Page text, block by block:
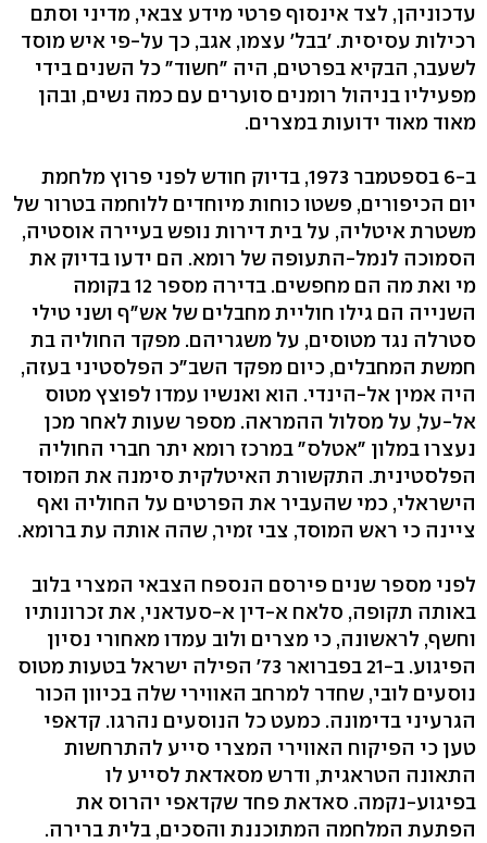
עדכוניהן, לצד אינסוף פרטי מידע צבאי, מדיני וסתם
רכילות עסיסית. 'בבל' עצמו, אגב, כך על-פי איש מוסד
לשעבר, הבקיא בפרטים, היה "חשוד" כל השנים בידי
מפעיליו בניהול רומנים סוערים עם כמה נשים, ובהן
מאוד מאוד ידועות במצרים.
ב-6 בספטמבר 1973, בדיוק חודש לפני פרוץ מלחמת
יום הכיפורים, פשטו כוחות מיוחדים ללוחמה בטרור של
משטרת איטליה, על בית דירות נופש בעיירה אוסטיה,
הסמוכה לנמל-התעופה של רומא. הם ידעו בדיוק את
מי ואת מה הם מחפשים. בדירה מספר 12 בקומה
השנייה הם גילו חוליית מחבלים של אש"ף ושני טילי
סטרלה נגד מטוסים, על משגריהם. מפקד החוליה בת
חמשת המחבלים, כיום מפקד השב"כ הפלסטיני בעזה,
היה אמין אל-הינדי. הוא ואנשיו עמדו לפוצץ מטוס
אל-על, על מסלול ההמראה. מספר שעות לאחר מכן
נעצרו במלון "אטלס" במרכז רומא יתר חברי החוליה
הפלסטינית. התקשורת האיטלקית סימנה את המוסד
הישראלי, כמי שהעביר את הפרטים על החוליה ואף
ציינה כי ראש המוסד, צבי זמיר, שהה אותה עת ברומא.
לפני מספר שנים פירסם הנספח הצבאי המצרי בלוב
באותה תקופה, סלאח א-דין א-סעדאני, את זכרונותיו
וחשף, לראשונה, כי מצרים ולוב עמדו מאחורי נסיון
הפיגוע. ב-21 בפברואר 73' הפילה ישראל בטעות מטוס
נוסעים לובי, שחדר למרחב האווירי שלה בכיוון הכור
הגרעיני בדימונה. כמעט כל הנוסעים נהרגו. קדאפי
טען כי הפיקוח האווירי המצרי סייע להתרחשות
התאונה הטראגית, ודרש מסאדאת לסייע לו
בפיגוע-נקמה. סאדאת פחד שקדאפי יהרוס את
הפתעת המלחמה המתוכננת והסכים, בלית ברירה.